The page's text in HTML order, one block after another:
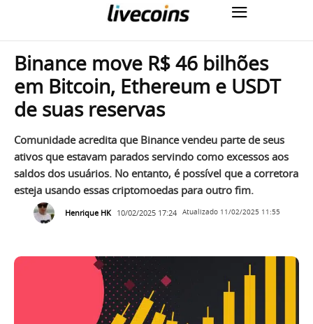
Binance move R$ 46 bilhões
em Bitcoin, Ethereum e USDT
de suas reservas
Comunidade acredita que Binance vendeu parte de seus
ativos que estavam parados servindo como excessos aos
saldos dos usuários. No entanto, é possível que a corretora
esteja usando essas criptomoedas para outro fim.
Henrique HK 10/02/2025 17:24 Atualizado 11/02/2025 11:55